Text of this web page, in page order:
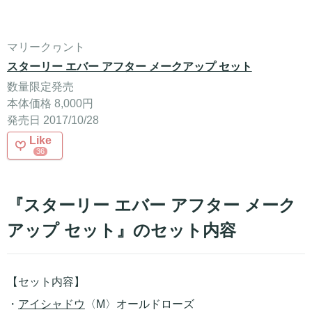
マリークヮント
スターリー エバー アフター メークアップ セット
数量限定発売
本体価格 8,000円
発売日 2017/10/28
Like
36
『スターリー エバー アフター メーク
アップ セット』のセット内容
【セット内容】
・ アイシャドウ
〈M〉オールドローズ